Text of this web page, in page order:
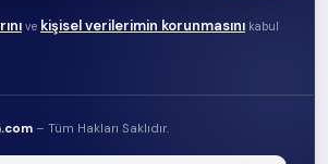
ve kişisel verilerimin korunmasını kabul
– Tüm Hakları Saklıdır.